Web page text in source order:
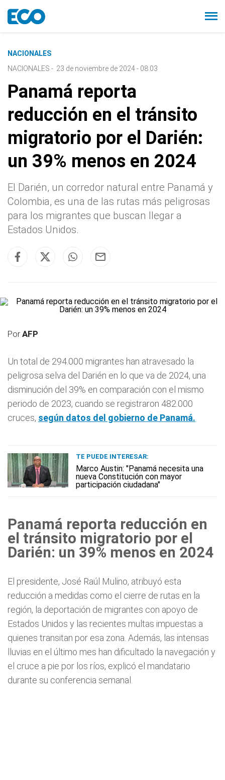
NACIONALES
NACIONALES - 23 de noviembre de 2024 - 08:03
Panamá reporta
reducción en el tránsito
migratorio por el Darién:
un 39% menos en 2024
El Darién, un corredor natural entre Panamá y
Colombia, es una de las rutas más peligrosas
para los migrantes que buscan llegar a
Estados Unidos.
PorAFP
Un total de 294.000 migrantes han atravesado la
peligrosa selva del Darién en lo que va de 2024, una
disminución del 39% en comparación con el mismo
periodo de 2023, cuando se registraron 482.000
cruces, según datos del gobierno de Panamá.
TE PUEDE INTERESAR:
Marco Austin: "Panamá necesita una
nueva Constitución con mayor
participación ciudadana"
Panamá reporta reducción en
el tránsito migratorio por el
Darién: un 39% menos en 2024
El presidente, José Raúl Mulino, atribuyó esta
reducción a medidas como el cierre de rutas en la
región, la deportación de migrantes con apoyo de
Estados Unidos y las recientes multas impuestas a
quienes transitan por esa zona. Además, las intensas
lluvias en el último mes han dificultado la navegación y
el cruce a pie por los ríos, explicó el mandatario
durante su conferencia semanal.